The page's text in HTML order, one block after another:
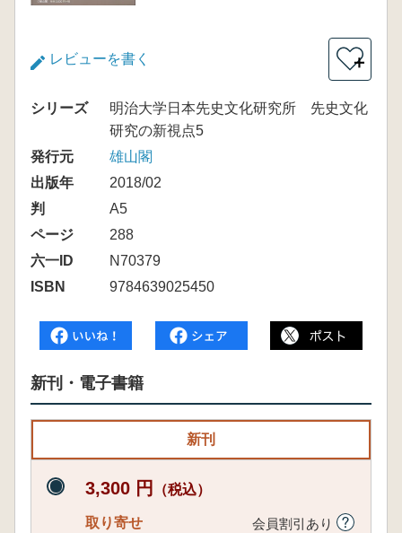
レビューを書く ＋
シリーズ
明治大学日本先史文化研究所 先史文化
研究の新視点5
発行元
雄山閣
出版年
2018/02
判
A5
ページ
288
六一ID
N70379
ISBN
9784639025450
新刊・電子書籍
新刊
3,300 円 （税込）
取り寄せ 会員割引あり